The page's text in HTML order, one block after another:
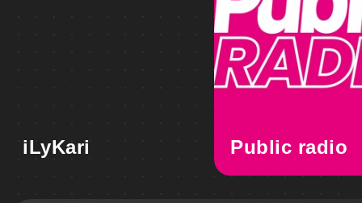
iLyKari Public radio